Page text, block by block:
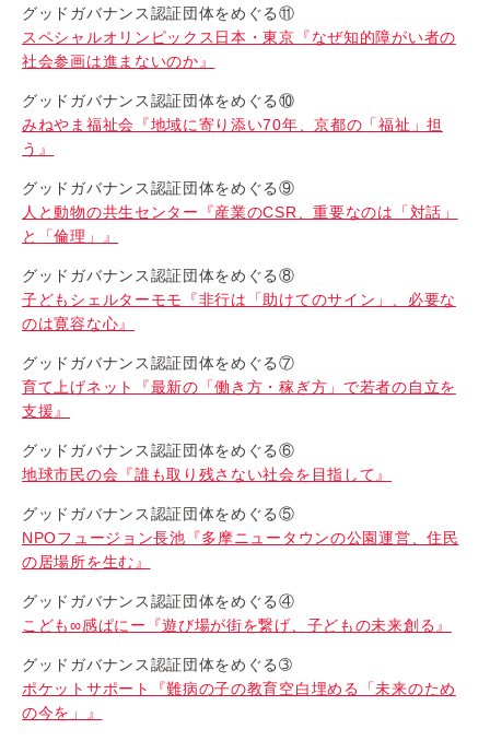
グッドガバナンス認証団体をめぐる⑪
スペシャルオリンピックス日本・東京『なぜ知的障がい者の
社会参画は進まないのか』
グッドガバナンス認証団体をめぐる⑩
みねやま福祉会『地域に寄り添い70年、京都の「福祉」担
う』
グッドガバナンス認証団体をめぐる⑨
人と動物の共生センター『産業のCSR、重要なのは「対話」
と「倫理」』
グッドガバナンス認証団体をめぐる⑧
子どもシェルターモモ『非行は「助けてのサイン」、必要な
のは寛容な心』
グッドガバナンス認証団体をめぐる⑦
育て上げネット『最新の「働き方・稼ぎ方」で若者の自立を
支援』
グッドガバナンス認証団体をめぐる⑥
地球市民の会『誰も取り残さない社会を目指して』
グッドガバナンス認証団体をめぐる⑤
NPOフュージョン長池『多摩ニュータウンの公園運営、住民
の居場所を生む』
グッドガバナンス認証団体をめぐる④
こども∞感ぱにー『遊び場が街を繋げ、子どもの未来創る』
グッドガバナンス認証団体をめぐる➂
ポケットサポート『難病の子の教育空白埋める「未来のため
の今を」』